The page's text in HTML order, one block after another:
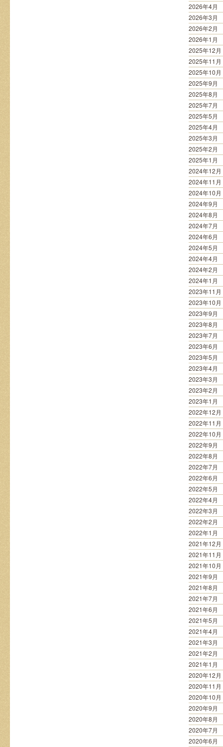
2026年4月
2026年3月
2026年2月
2026年1月
2025年12月
2025年11月
2025年10月
2025年9月
2025年8月
2025年7月
2025年5月
2025年4月
2025年3月
2025年2月
2025年1月
2024年12月
2024年11月
2024年10月
2024年9月
2024年8月
2024年7月
2024年6月
2024年5月
2024年4月
2024年2月
2024年1月
2023年11月
2023年10月
2023年9月
2023年8月
2023年7月
2023年6月
2023年5月
2023年4月
2023年3月
2023年2月
2023年1月
2022年12月
2022年11月
2022年10月
2022年9月
2022年8月
2022年7月
2022年6月
2022年5月
2022年4月
2022年3月
2022年2月
2022年1月
2021年12月
2021年11月
2021年10月
2021年9月
2021年8月
2021年7月
2021年6月
2021年5月
2021年4月
2021年3月
2021年2月
2021年1月
2020年12月
2020年11月
2020年10月
2020年9月
2020年8月
2020年7月
2020年6月